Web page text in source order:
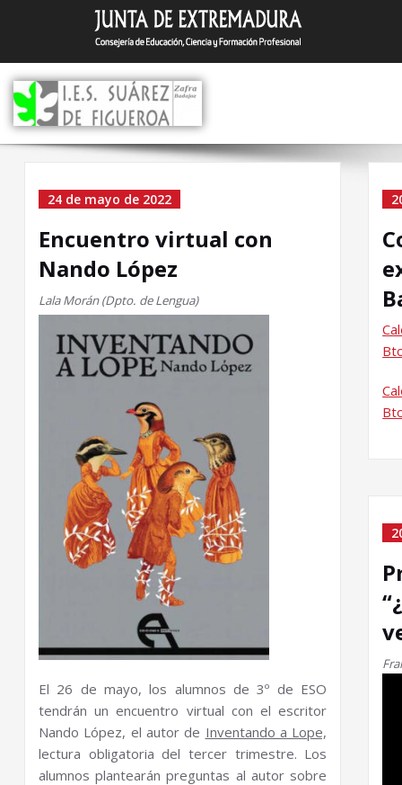
Saltar
contenido
Home
24 de mayo de 2022
Encuentro virtual con
Nando López
Lala Morán (Dpto. de Lengua)
El 26 de mayo, los alumnos de 3º de ESO
tendrán un encuentro virtual con el escritor
Nando López, el autor de Inventando a Lope,
lectura obligatoria del tercer trimestre. Los
alumnos plantearán preguntas al autor sobre